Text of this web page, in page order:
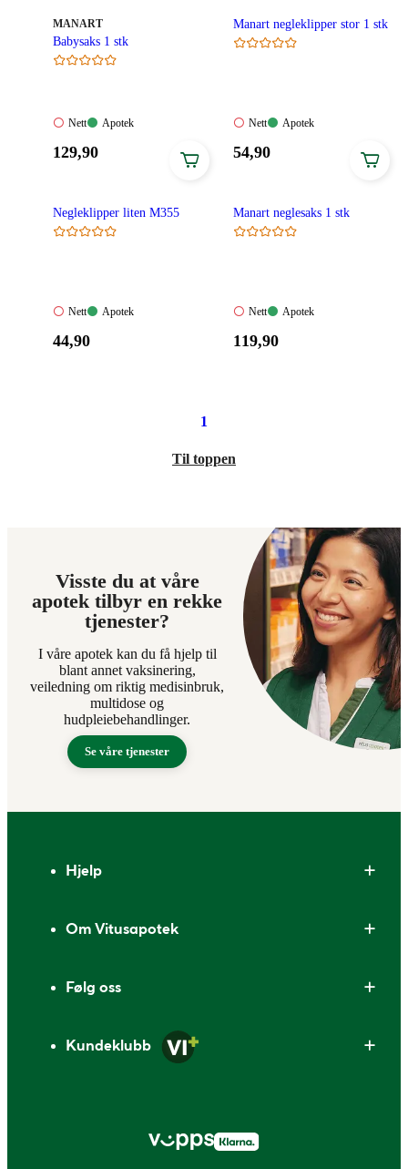
MERKE:
MANART
Babysaks 1 stk
Nett:
tilgjengelig
Nett
Apotek:
Apotek
Pris:
129,90
Manart negleklipper stor 1 stk
Nett:
tilgjengelig
Nett
Apotek:
Apotek
Pris:
54,90
Negleklipper liten M355
Nett:
tilgjengelig
Nett
Apotek:
Apotek
Pris:
44,90
Manart neglesaks 1 stk
Nett:
tilgjengelig
Nett
Apotek:
Apotek
Pris:
119,90
1
Til toppen
Visste du at våre
apotek tilbyr en rekke
tjenester?
I våre apotek kan du få hjelp til
blant annet vaksinering,
veiledning om riktig medisinbruk,
multidose og
hudpleiebehandlinger.
Se våre tjenester
Hjelp
Om Vitusapotek
Følg oss
Kundeklubb